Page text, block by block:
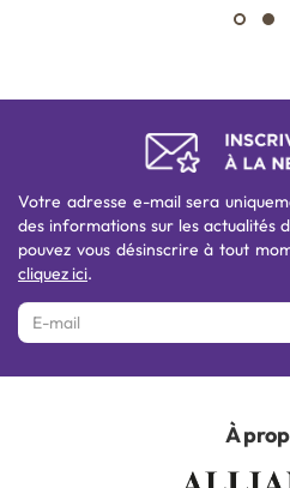
Votre adresse e-mail sera
des informations sur les actualités
pouvez vous désinscrire à tout
cliquez ici.
À